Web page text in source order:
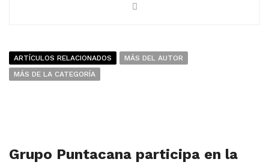
ARTÍCULOS RELACIONADOS
MÁS DEL AUTOR
MÁS DE LA CATEGORÍA
Grupo Puntacana participa en la